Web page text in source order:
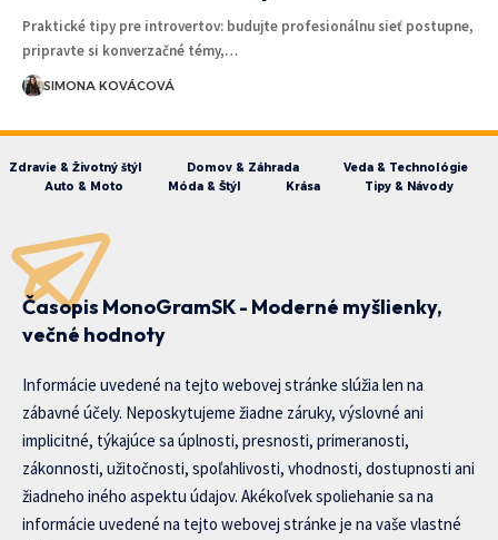
Praktické tipy pre introvertov: budujte profesionálnu sieť postupne,
pripravte si konverzačné témy,…
SIMONA KOVÁCOVÁ
Zdravie & Životný štýl Domov & Záhrada
Veda & Technológie
Auto & Moto
Móda & Štýl Krása Tipy & Návody
Časopis MonoGramSK - Moderné myšlienky,
večné hodnoty
Informácie uvedené na tejto webovej stránke slúžia len na
zábavné účely. Neposkytujeme žiadne záruky, výslovné ani
implicitné, týkajúce sa úplnosti, presnosti, primeranosti,
zákonnosti, užitočnosti, spoľahlivosti, vhodnosti, dostupnosti ani
žiadneho iného aspektu údajov. Akékoľvek spoliehanie sa na
informácie uvedené na tejto webovej stránke je na vaše vlastné